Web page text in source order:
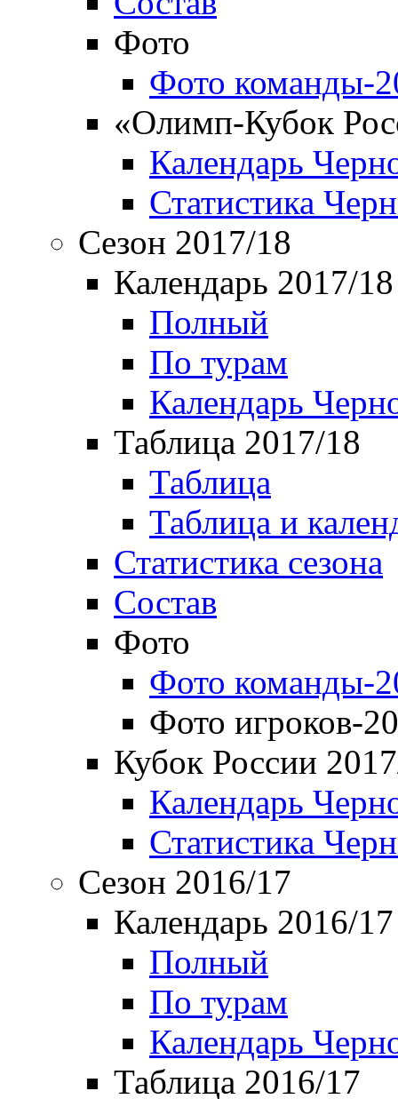
Фото
Фото команды-
«Олимп-Кубок
Календарь
Статистика
Сезон 2017/18
Календарь 2017/18
Полный
По турам
Календарь
Таблица 2017/18
Таблица
Таблица и
Статистика сезона
Состав
Фото
Фото команды-
Фото игроков-
Кубок России
Календарь
Статистика
Сезон 2016/17
Календарь 2016/17
Полный
По турам
Календарь
Таблица 2016/17